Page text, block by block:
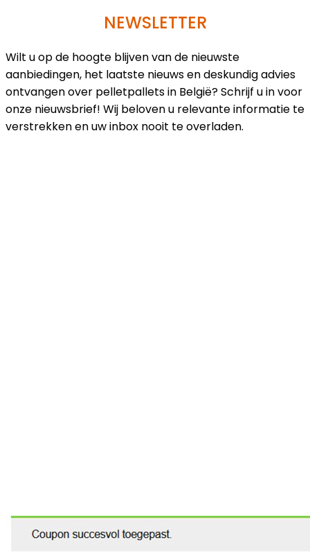
NEWSLETTER
Wilt u op de hoogte blijven van de nieuwste
aanbiedingen, het laatste nieuws en deskundig advies
ontvangen over pelletpallets in België? Schrijf u in voor
onze nieuwsbrief! Wij beloven u relevante informatie te
verstrekken en uw inbox nooit te overladen.